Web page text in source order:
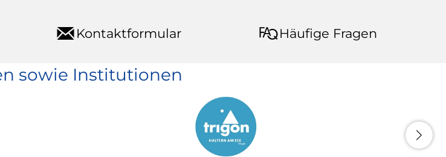
Kontaktformular Häufige Fragen
sowie Institutionen